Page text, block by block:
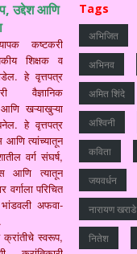
उद्देश आणि
कष्टकरी
शिक्षक व
हे वृत्तपत्र
वैज्ञानिक
खऱ्याखुऱ्या
हे वृत्तपत्र
आणि त्यांच्यातून
वर्ग संघर्ष,
आणि त्यातून
वर्गाला परिचित
अफवा-
क्रांतीचे स्वरूप,
Tags
अभिजित
अभिनव
अमित शिंदे
अश्विनी
कविता
जयवर्धन
नारायण खराडे
नितेश